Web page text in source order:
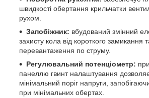
швидкості обертання крильчатки
рухом.
Запобіжник: вбудований змінний
захисту кола від короткого замикання
перевантаження по струму.
Регулювальний потенціометр:
панеллю гвинт налаштування
мінімальний поріг напруги,
при мінімальних обертах.